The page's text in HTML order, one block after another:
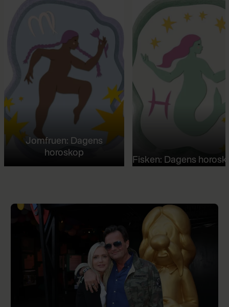
Jomfruen: Dagens
horoskop
Fisken: Dagens